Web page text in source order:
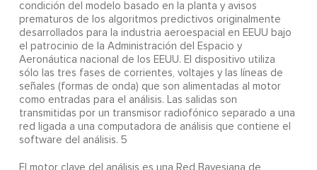
condición del modelo basado en la planta y avisos
prematuros de los algoritmos predictivos originalmente
desarrollados para la industria aeroespacial en EEUU bajo
el patrocinio de la Administración del Espacio y
Aeronáutica nacional de los EEUU. El dispositivo utiliza
sólo las tres fases de corrientes, voltajes y las líneas de
señales (formas de onda) que son alimentadas al motor
como entradas para el análisis. Las salidas son
transmitidas por un transmisor radiofónico separado a una
red ligada a una computadora de análisis que contiene el
software del análisis. 5
El motor clave del análisis es una Red Bayesiana de